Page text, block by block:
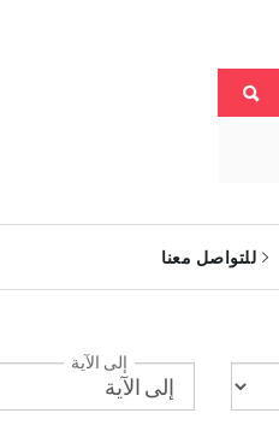
للتواصل معنا
إلى الآية